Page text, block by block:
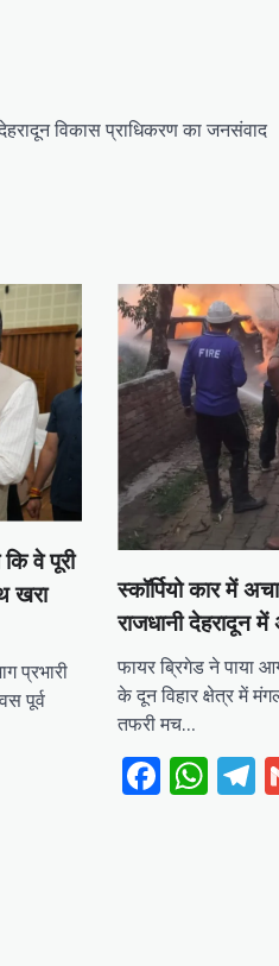
विकास प्राधिकरण का जनसंवाद
वे पूरी
खरा
प्रभारी
पूर्व
स्कॉर्पियो कार में
राजधानी देहरादून
फायर ब्रिगेड ने पाया
के दून विहार क्षेत्र में
तफरी मच…